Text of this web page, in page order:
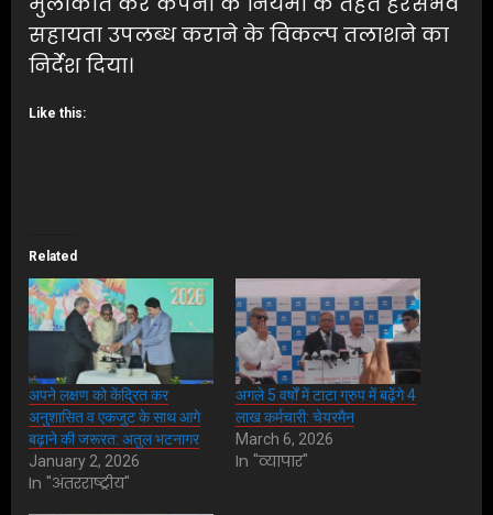
सहायता उपलब्ध कराने के विकल्प तलाशने का
निर्देश दिया।
Like this:
Related
अपने लक्षण को केंद्रित कर
अनुशासित व एकजुट के साथ आगे
बढ़ाने की जरूरत: अतुल भटनागर
January 2, 2026
In "अंतरराष्ट्रीय"
अगले 5 वर्षों में टाटा ग्रुप में बढ़ेंगे 4
लाख कर्मचारी: चेयरमैन
March 6, 2026
In "व्यापार"